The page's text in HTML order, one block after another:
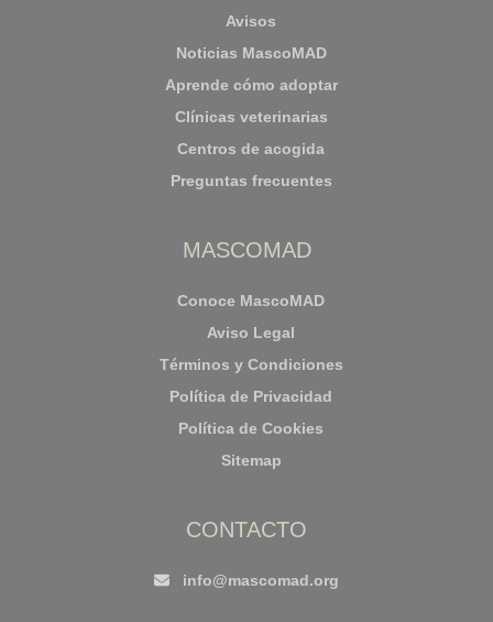
Avisos
Noticias MascoMAD
Aprende cómo adoptar
Clínicas veterinarias
Centros de acogida
Preguntas frecuentes
MASCOMAD
Conoce MascoMAD
Aviso Legal
Términos y Condiciones
Política de Privacidad
Política de Cookies
Sitemap
CONTACTO
info@mascomad.org